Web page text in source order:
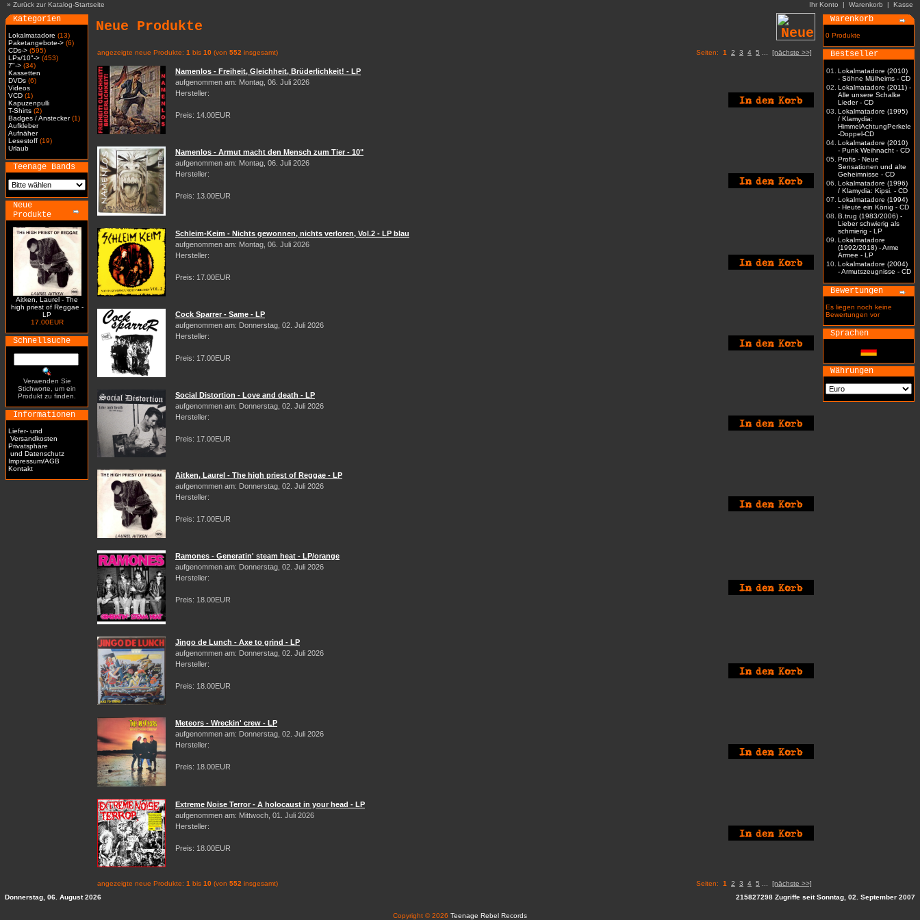
» Zurück zur Katalog-Startseite Ihr Konto | Warenkorb | Kasse
Kategorien
Lokalmatadore (13)
Paketangebote-> (6)
CDs-> (595)
LPs/10"-> (453)
7"-> (34)
Kassetten
DVDs (6)
Videos
VCD (1)
Kapuzenpulli
T-Shirts (2)
Badges / Anstecker(1)
Aufkleber
Aufnäher
Lesestoff (19)
Urlaub
Teenage Bands
Neue
Produkte
Aitken, Laurel - The
high priest of Reggae -
LP
17.00EUR
Schnellsuche
Verwenden Sie
Stichworte, um ein
Produkt zu finden.
Informationen
Liefer- und
Versandkosten
Privatsphäre
und Datenschutz
Impressum/AGB
Kontakt
Neue Produkte
angezeigte neue Produkte: 1 bis 10 (von 552 insgesamt) Seiten: 1 2 3 4 5 [nächste >>]
Namenlos - Freiheit, Gleichheit, Brüderlichkeit! - LP
aufgenommen am: Montag, 06. Juli 2026
Hersteller:
Preis: 14.00EUR
Namenlos - Armut macht den Mensch zum Tier - 10"
aufgenommen am: Montag, 06. Juli 2026
Hersteller:
Preis: 13.00EUR
Schleim-Keim - Nichts gewonnen, nichts verloren, Vol.2 - LP blau
aufgenommen am: Montag, 06. Juli 2026
Hersteller:
Preis: 17.00EUR
Cock Sparrer - Same - LP
aufgenommen am: Donnerstag, 02. Juli 2026
Hersteller:
Preis: 17.00EUR
Social Distortion - Love and death - LP
aufgenommen am: Donnerstag, 02. Juli 2026
Hersteller:
Preis: 17.00EUR
Aitken, Laurel - The high priest of Reggae - LP
aufgenommen am: Donnerstag, 02. Juli 2026
Hersteller:
Preis: 17.00EUR
Ramones - Generatin' steam heat - LP/orange
aufgenommen am: Donnerstag, 02. Juli 2026
Hersteller:
Preis: 18.00EUR
Jingo de Lunch - Axe to grind - LP
aufgenommen am: Donnerstag, 02. Juli 2026
Hersteller:
Preis: 18.00EUR
Meteors - Wreckin' crew - LP
aufgenommen am: Donnerstag, 02. Juli 2026
Hersteller:
Preis: 18.00EUR
Extreme Noise Terror - A holocaust in your head - LP
aufgenommen am: Mittwoch, 01. Juli 2026
Hersteller:
Preis: 18.00EUR
angezeigte neue Produkte: 1 bis 10 (von 552 insgesamt) Seiten: 1 2 3 4 5 [nächste >>]
Warenkorb
0 Produkte
Bestseller
01.
Lokalmatadore (2010)
- Söhne Mülheims - CD
02. Lokalmatadore (2011) -
Alle unsere Schalke
Lieder - CD
03. Lokalmatadore (1995)
/ Klamydia:
HimmelAchtungPerkele
-Doppel-CD
04. Lokalmatadore (2010)
- Punk Weihnacht - CD
05. Profis - Neue
Sensationen und alte
Geheimnisse - CD
06. Lokalmatadore (1996)
/ Klamydia: Kipsi. - CD
07. Lokalmatadore (1994)
- Heute ein König - CD
08. B.trug (1983/2006) -
Lieber schwierig als
schmierig - LP
09. Lokalmatadore
(1992/2018) - Arme
Armee - LP
10. Lokalmatadore (2004)
- Armutszeugnisse - CD
Bewertungen
Es liegen noch keine
Bewertungen vor
Sprachen
Währungen
Donnerstag, 06. August 2026 215827298 Zugriffe seit Sonntag, 02. September 2007
Copyright © 2026 Teenage Rebel Records